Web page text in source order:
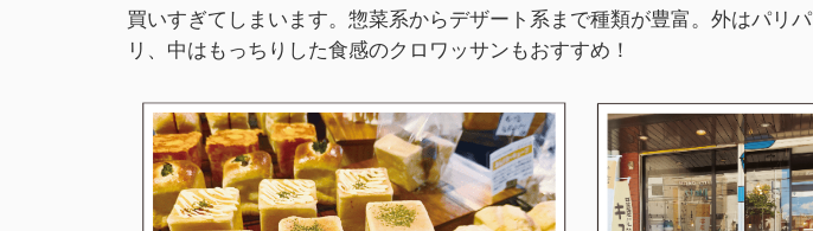
買いすぎてしまいます。惣菜系からデザート系まで種類が豊富。外はパリパ
リ、中はもっちりした食感のクロワッサンもおすすめ！